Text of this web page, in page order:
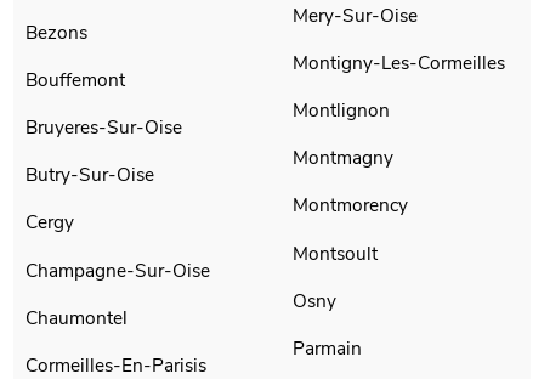
Bezons
Bouffemont
Bruyeres-Sur-Oise
Butry-Sur-Oise
Cergy
Champagne-Sur-Oise
Chaumontel
Cormeilles-En-Parisis
Mery-Sur-Oise
Montigny-Les-Cormeilles
Montlignon
Montmagny
Montmorency
Montsoult
Osny
Parmain